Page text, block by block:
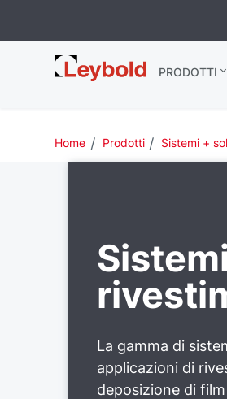
Leybold Italia PRODOTTI
Home Prodotti Sistemi +
La gamma di
applicazioni di
deposizione di